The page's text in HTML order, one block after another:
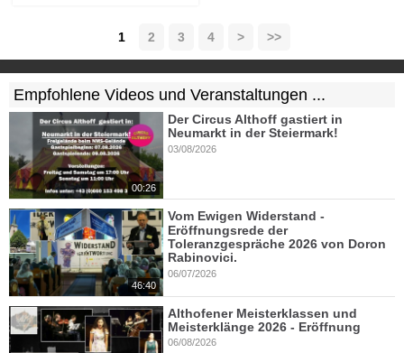
1 2 3 4 > >>
Empfohlene Videos und Veranstaltungen ...
00:26
Der Circus Althoff gastiert in
Neumarkt in der Steiermark!
03/08/2026
46:40
Vom Ewigen Widerstand -
Eröffnungsrede der
Toleranzgespräche 2026 von Doron
Rabinovici.
06/07/2026
Althofener Meisterklassen und
Meisterklänge 2026 - Eröffnung
06/08/2026